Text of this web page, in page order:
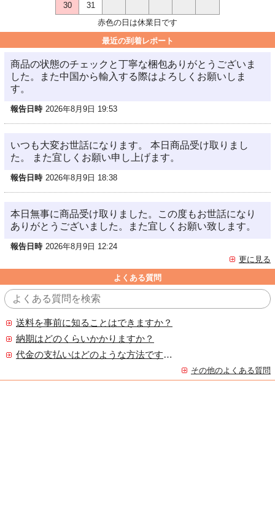
30
31
赤色の日は休業日です
最近の到着レポート
商品の状態のチェックと丁寧な梱包ありがとうございま
した。また中国から輸入する際はよろしくお願いしま
す。
報告日時 2026年8月9日 19:53
いつも大変お世話になります。 本日商品受け取りまし
た。 また宜しくお願い申し上げます。
報告日時 2026年8月9日 18:38
本日無事に商品受け取りました。この度もお世話になり
ありがとうございました。また宜しくお願い致します。
報告日時 2026年8月9日 12:24
更に見る
よくある質問
送料を事前に知ることはできますか？
納期はどのくらいかかりますか？
代金の支払いはどのような方法ですか？
その他のよくある質問